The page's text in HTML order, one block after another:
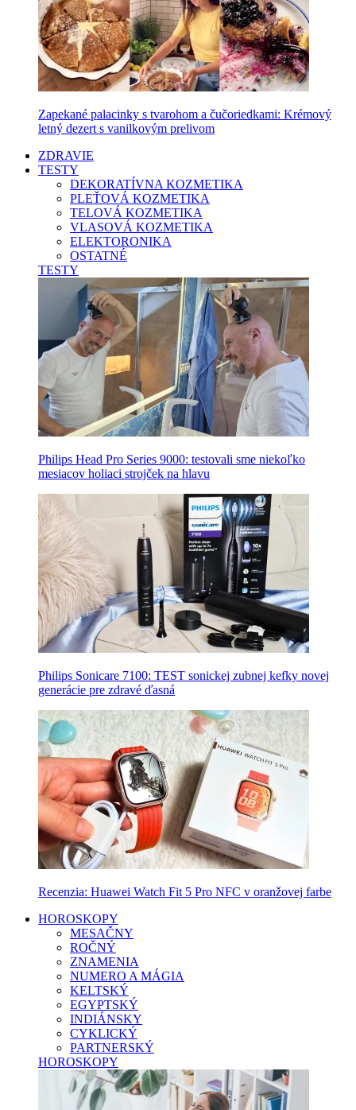
Zapekané palacinky s tvarohom a čučoriedkami: Krémový
letný dezert s vanilkovým prelivom
ZDRAVIE
TESTY
DEKORATÍVNA KOZMETIKA
PLEŤOVÁ KOZMETIKA
TELOVÁ KOZMETIKA
VLASOVÁ KOZMETIKA
ELEKTORONIKA
OSTATNÉ
TESTY
Philips Head Pro Series 9000: testovali sme niekoľko
mesiacov holiaci strojček na hlavu
Philips Sonicare 7100: TEST sonickej zubnej kefky novej
generácie pre zdravé ďasná
Recenzia: Huawei Watch Fit 5 Pro NFC v oranžovej farbe
HOROSKOPY
MESAČNY
ROČNÝ
ZNAMENIA
NUMERO A MÁGIA
KELTSKÝ
EGYPTSKÝ
INDIÁNSKY
CYKLICKÝ
PARTNERSKÝ
HOROSKOPY